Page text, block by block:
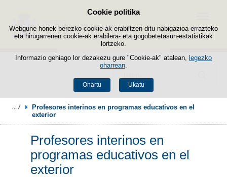
Cookie politika
Webgune honek berezko cookie-ak erabiltzen ditu nabigazioa errazteko
eta hirugarrenen cookie-ak erabilera- eta gogobetetasun-estatistikak
lortzeko.
Informazio gehiago lor dezakezu gure "Cookie-ak" atalean, legezko
oharrean
Onartu Ukatu
Edukira salto egin
Menua
Profesores interinos en programas educativos en el
exterior
Profesores interinos en
programas educativos en el
exterior